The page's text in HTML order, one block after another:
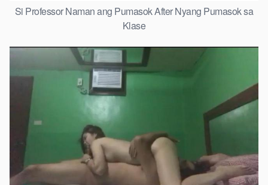
Si Professor Naman ang Pumasok After Nyang Pumasok sa
Klase